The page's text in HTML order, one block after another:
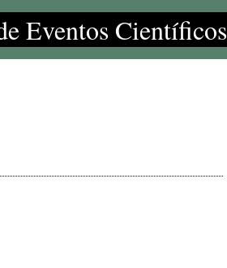
Eventos Científicos